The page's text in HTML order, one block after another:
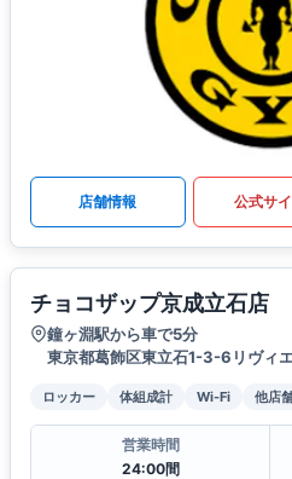
店舗情報 公式サ
チョコザップ京成立石店
鐘ヶ淵駅から車で5分
東京都葛飾区東立石1-3-6リヴィ
ロッカー 体組成計 Wi-Fi 他店
営業時間
24:00間